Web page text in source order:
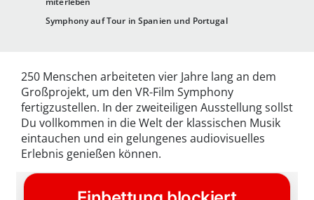
Symphony auf Tour in Spanien und Portugal
250 Menschen arbeiteten vier Jahre lang an dem
Großprojekt, um den VR-Film Symphony
fertigzustellen. In der zweiteiligen Ausstellung sollst
Du vollkommen in die Welt der klassischen Musik
eintauchen und ein gelungenes audiovisuelles
Erlebnis genießen können.